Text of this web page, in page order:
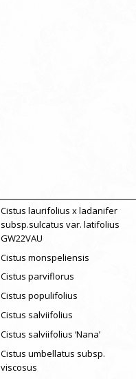
Cistus laurifolius x ladanifer
subsp.sulcatus var. latifolius
GW22VAU
Cistus monspeliensis
Cistus parviflorus
Cistus populifolius
Cistus salviifolius
Cistus salviifolius ‘Nana’
Cistus umbellatus subsp.
viscosus